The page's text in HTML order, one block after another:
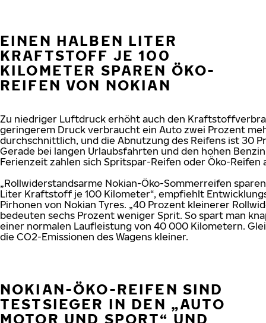
EINEN HALBEN LITER
KRAFTSTOFF JE 100
KILOMETER SPAREN ÖKO-
REIFEN VON NOKIAN
Zu niedriger Luftdruck erhöht auch den
geringerem Druck verbraucht ein Auto zwei Prozent
durchschnittlich, und die Abnutzung des Reifens ist 30
Gerade bei langen Urlaubsfahrten und den hohen
Ferienzeit zahlen sich Spritspar-Reifen oder Öko-Reifen
„Rollwiderstandsarme Nokian-Öko-Sommerreifen
Liter Kraftstoff je 100 Kilometer“, empfiehlt
Pirhonen von Nokian Tyres. „40 Prozent kleinerer
bedeuten sechs Prozent weniger Sprit. So spart man
einer normalen Laufleistung von 40 000 Kilometern.
die CO2-Emissionen des Wagens kleiner.
NOKIAN-ÖKO-REIFEN SIND
TESTSIEGER IN DEN „AUTO
MOTOR UND SPORT“ UND